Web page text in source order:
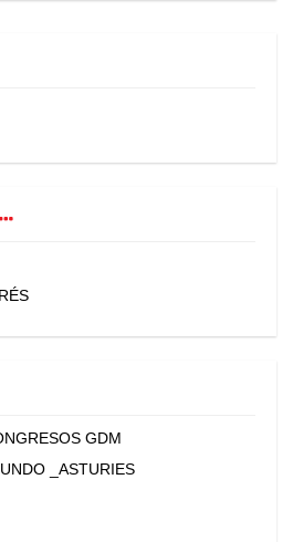
GDM
_ASTURIES